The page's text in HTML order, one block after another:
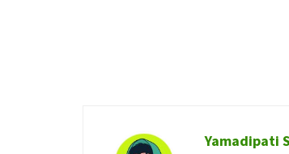
Yamadipati